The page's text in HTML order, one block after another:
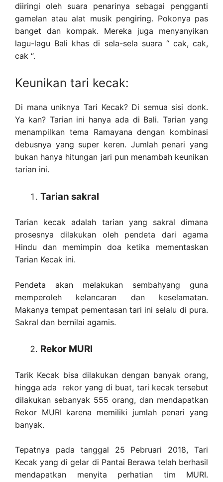
diiringi oleh suara penarinya sebagai pengganti
gamelan atau alat musik pengiring. Pokonya pas
banget dan kompak. Mereka juga menyanyikan
lagu-lagu Bali khas di sela-sela suara “ cak, cak,
cak “.
Keunikan tari kecak:
Di mana uniknya Tari Kecak? Di semua sisi donk.
Ya kan? Tarian ini hanya ada di Bali. Tarian yang
menampilkan tema Ramayana dengan kombinasi
debusnya yang super keren. Jumlah penari yang
bukan hanya hitungan jari pun menambah keunikan
tarian ini.
Tarian sakral
Tarian kecak adalah tarian yang sakral dimana
prosesnya dilakukan oleh pendeta dari agama
Hindu dan memimpin doa ketika mementaskan
Tarian Kecak ini.
Pendeta akan melakukan sembahyang guna
memperoleh kelancaran dan keselamatan.
Makanya tempat pementasan tari ini selalu di pura.
Sakral dan bernilai agamis.
Rekor MURI
Tarik Kecak bisa dilakukan dengan banyak orang,
hingga ada rekor yang di buat, tari kecak tersebut
dilakukan sebanyak 555 orang, dan mendapatkan
Rekor MURI karena memiliki jumlah penari yang
banyak.
Tepatnya pada tanggal 25 Pebruari 2018, Tari
Kecak yang di gelar di Pantai Berawa telah berhasil
mendapatkan menyita perhatian tim MURI.